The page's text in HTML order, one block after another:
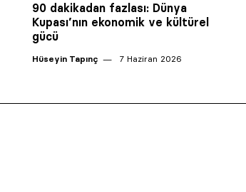
90 dakikadan fazlası: Dünya
Kupası’nın ekonomik ve kültürel
gücü
Hüseyin Tapınç 7 Haziran 2026